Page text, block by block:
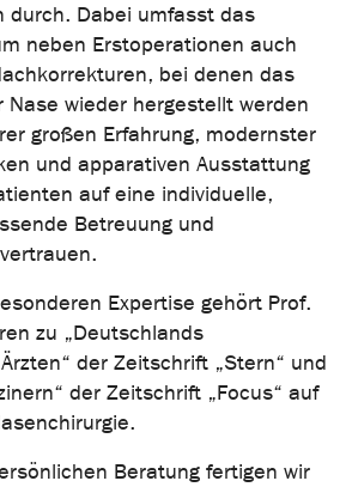
durch. Dabei umfasst das
neben Erstoperationen auch
bei denen das
Nase wieder hergestellt werden
großen Erfahrung, modernster
und apparativen Ausstattung
auf eine individuelle,
Betreuung und
Expertise gehört Prof.
zu „Deutschlands
der Zeitschrift „Stern“ und
der Zeitschrift „Focus“ auf
Beratung fertigen wir